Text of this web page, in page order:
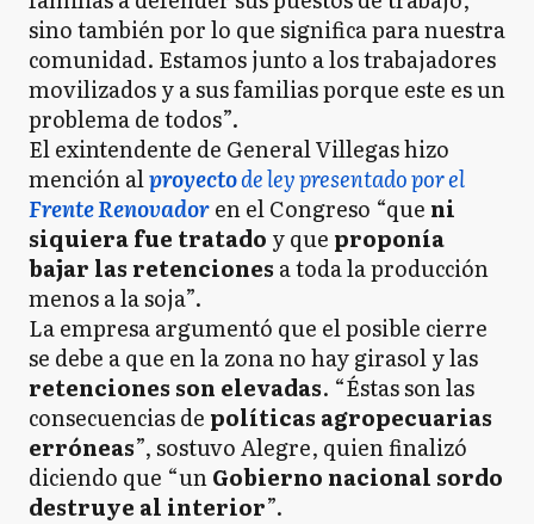
sino también por lo que significa para nuestra
comunidad. Estamos junto a los trabajadores
movilizados y a sus familias porque este es un
problema de todos”.
El exintendente de General Villegas hizo
mención alproyectode ley presentado por el
Frente Renovadoren el Congreso “que ni
siquiera fue tratado y que proponía
bajar las retenciones a toda la producción
menos a la soja”.
La empresa argumentó que el posible cierre
se debe a que en la zona no hay girasol y las
retenciones son elevadas. “Éstas son las
consecuencias de políticas agropecuarias
erróneas”, sostuvo Alegre, quien finalizó
diciendo que “unGobierno nacional sordo
destruye al interior”.